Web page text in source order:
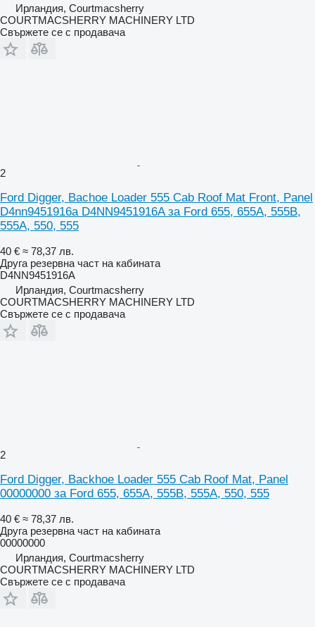
Ирландия, Courtmacsherry
COURTMACSHERRY MACHINERY LTD
Свържете се с продавача
2
Ford Digger, Bachoe Loader 555 Cab Roof Mat Front, Panel
D4nn9451916a D4NN9451916A за Ford 655, 655A, 555B,
555A, 550, 555
40 € ≈ 78,37 лв.
Друга резервна част на кабината
D4NN9451916A
Ирландия, Courtmacsherry
COURTMACSHERRY MACHINERY LTD
Свържете се с продавача
2
Ford Digger, Backhoe Loader 555 Cab Roof Mat, Panel
00000000 за Ford 655, 655A, 555B, 555A, 550, 555
40 € ≈ 78,37 лв.
Друга резервна част на кабината
00000000
Ирландия, Courtmacsherry
COURTMACSHERRY MACHINERY LTD
Свържете се с продавача